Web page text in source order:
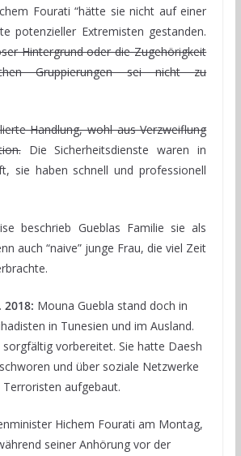
Fourati “hätte sie nicht auf einer
potenzieller Extremisten gestanden.
Hintergrund oder die Zugehörigkeit
Gruppierungen sei nicht zu
Handlung, wohl aus Verzweiflung
Die Sicherheitsdienste waren in
sie haben schnell und professionell
beschrieb Gueblas Familie sie als
auch “naive” junge Frau, die viel Zeit
2018: Mouna Guebla stand doch in
in Tunesien und im Ausland.
vorbereitet. Sie hatte Daesh
und über soziale Netzwerke
Terroristen aufgebaut.
Hichem Fourati am Montag,
seiner Anhörung vor der